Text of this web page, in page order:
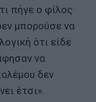
πήγε ο φίλος
μπορούσε να
ότι είδε
να
δεν
έτσι».